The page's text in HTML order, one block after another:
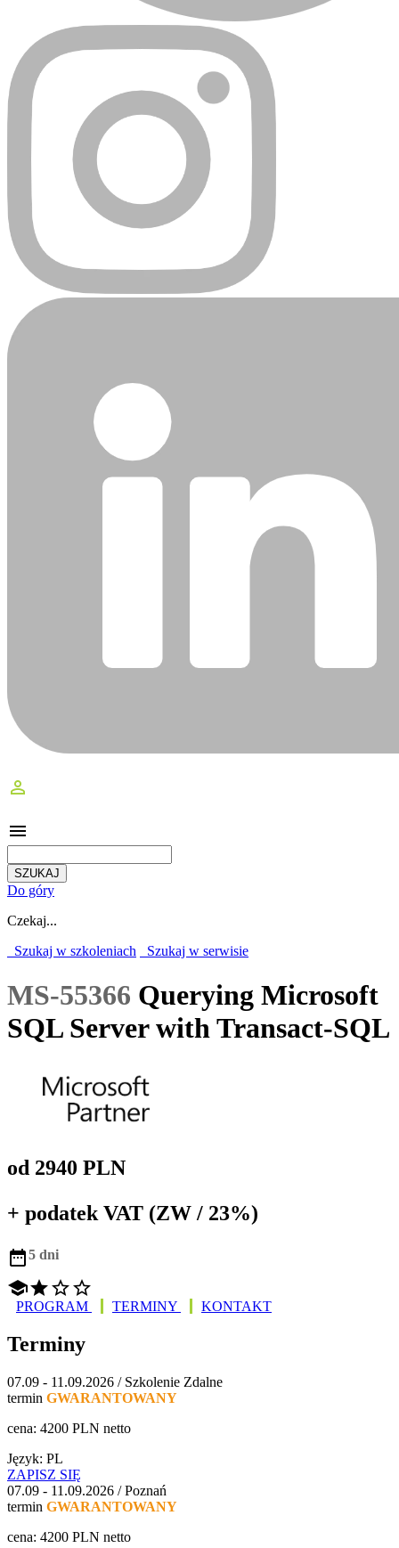
perm_identity
menu
Do góry
Czekaj...
Szukaj w szkoleniach
Szukaj w serwisie
MS-55366 Querying Microsoft
SQL Server with Transact-SQL
od 2940 PLN
+ podatek VAT (ZW / 23%)
5 dni

PROGRAM TERMINY KONTAKT
Terminy
07.09 - 11.09.2026 / Szkolenie Zdalne
termin GWARANTOWANY
cena: 4200 PLN netto
Język: PL
ZAPISZ SIĘ
07.09 - 11.09.2026 / Poznań
termin GWARANTOWANY
cena: 4200 PLN netto